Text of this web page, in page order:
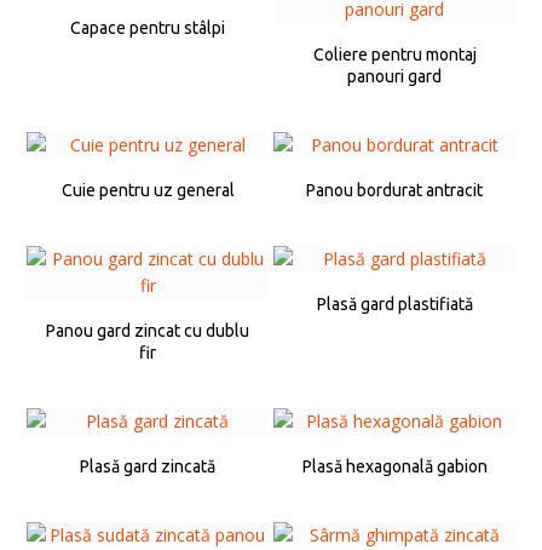
Capace pentru stâlpi
Coliere pentru montaj
panouri gard
Cuie pentru uz general Panou bordurat antracit
Panou gard zincat cu dublu
fir
Plasă gard plastifiată
Plasă gard zincată Plasă hexagonală gabion